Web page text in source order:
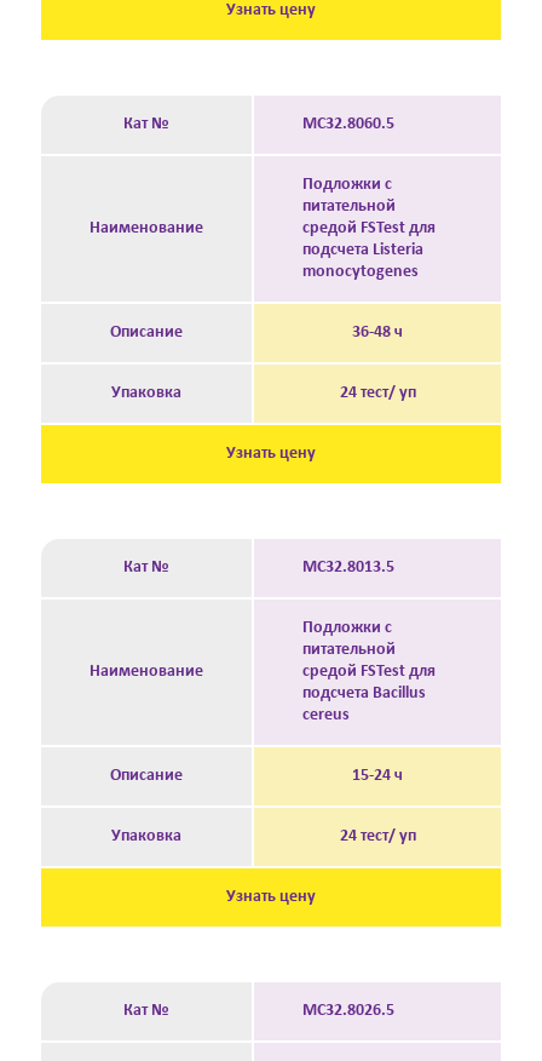
Узнать цену
Кат № MC32.8060.5
Наименование
Подложки с
питательной
средой FSTest для
подсчета Listeria
monocytogenes
Описание 36-48 ч
Упаковка 24 тест/ уп
Узнать цену
Кат № MC32.8013.5
Наименование
Подложки с
питательной
средой FSTest для
подсчета Bacillus
cereus
Описание 15-24 ч
Упаковка 24 тест/ уп
Узнать цену
Кат № MC32.8026.5